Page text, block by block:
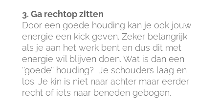
3. Ga rechtop zitten
Door een goede houding kan je ook jouw
energie een kick geven. Zeker belangrijk
als je aan het werk bent en dus dit met
energie wil blijven doen. Wat is dan een
‘’goede’’ houding? Je schouders laag en
los. Je kin is niet naar achter maar eerder
recht of iets naar beneden gebogen.